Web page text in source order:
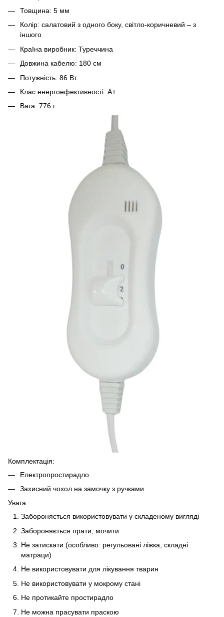
Товщина: 5 мм
Колір: салатовий з одного боку, світло-коричневий – з
іншого
Країна виробник: Туреччина
Довжина кабелю: 180 см
Потужність: 86 Вт.
Клас енергоефективності: А+
Вага: 776 г
Комплектація:
Електропростирадло
Захисний чохол на замочку з ручками
Увага :
Забороняється використовувати у складеному вигляді
Забороняється прати, мочити
Не затискати (особливо: регульовані ліжка, складні
матраци)
Не використовувати для лікування тварин
Не використовувати у мокрому стані
Не протикайте простирадло
Не можна прасувати праскою